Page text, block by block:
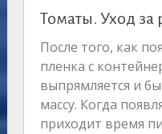
Томаты. Уход
После того, как
пленка с
выпрямляется и
массу. Когда
приходит время